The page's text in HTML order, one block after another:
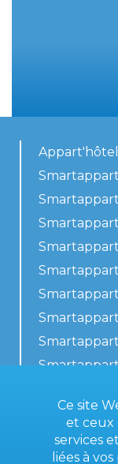
Contactez-
Ce site
et ceux
services
liées à